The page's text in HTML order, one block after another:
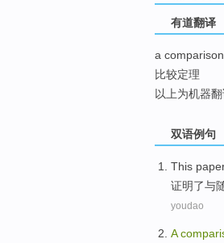
有道翻译
a
比较定理
以上为机器
双语例句
This
证明了与
youdao
A